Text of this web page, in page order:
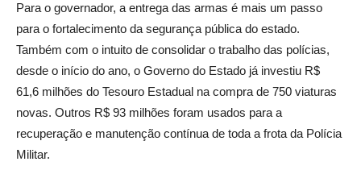
Para o governador, a entrega das armas é mais um passo
para o fortalecimento da segurança pública do estado.
Também com o intuito de consolidar o trabalho das polícias,
desde o início do ano, o Governo do Estado já investiu R$
61,6 milhões do Tesouro Estadual na compra de 750 viaturas
novas. Outros R$ 93 milhões foram usados para a
recuperação e manutenção contínua de toda a frota da Polícia
Militar.